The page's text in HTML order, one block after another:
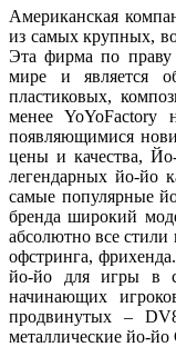
Американская
из самых крупных,
Эта фирма по праву
мире и является
пластиковых,
менее YoYoFactory
появляющимися
цены и качества,
легендарных йо-йо
самые популярные
бренда широкий
абсолютно все
офстринга,
йо-йо для игры в
начинающих
продвинутых –
металлические йо-йо